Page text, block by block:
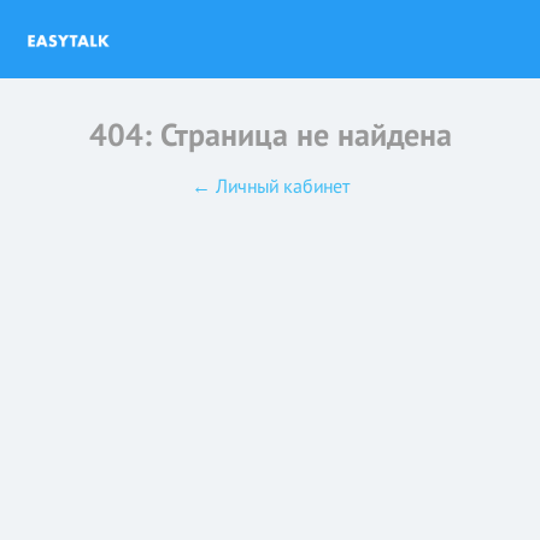
404: Страница не найдена
← Личный кабинет